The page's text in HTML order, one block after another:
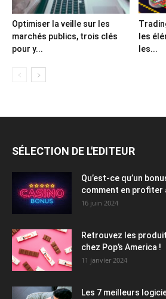
Optimiser la veille sur les
marchés publics, trois clés
pour y...
les
les...
SÉLECTION DE L'EDITEUR
Qu’est-ce qu’un
comment en profiter
16 juin 2024
Retrouvez les
chez Pop’s America !
11 janvier 2024
Les 7 meilleurs